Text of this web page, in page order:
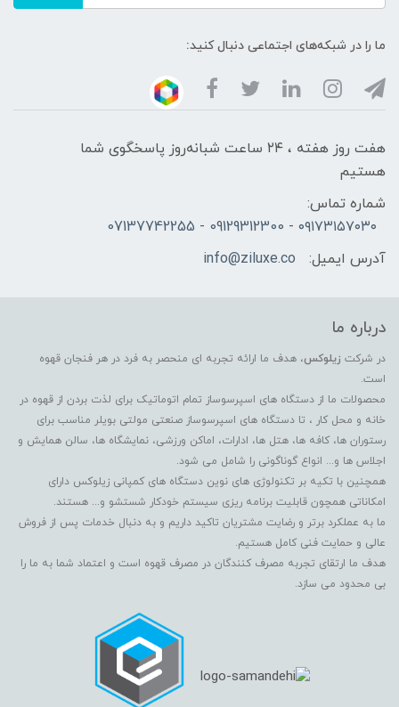
ما را در شبکه‌های اجتماعی دنبال کنید:
هفت روز هفته ، ۲۴ ساعت شبانه‌روز پاسخگوی شما
هستیم
شماره تماس:
۰۹۱۷۳۱۵۷۰۳۰ - 09129312300 - 07137742255
آدرس ایمیل:
info@ziluxe.co
درباره ما
در شرکت زیلوکس، هدف ما ارائه تجربه ای منحصر به فرد در هر فنجان قهوه
است.
محصولات ما از دستگاه های اسپرسوساز تمام اتوماتیک برای لذت بردن از قهوه در
خانه و محل کار ، تا دستگاه های اسپرسوساز صنعتی مولتی بویلر مناسب برای
رستوران ها، کافه ها، هتل ها، ادارات، اماکن ورزشی، نمایشگاه ها، سالن همایش و
اجلاس ها و... انواع گوناگونی را شامل می شود.
همچنین با تکیه بر تکنولوژی های نوین دستگاه های کمپانی زیلوکس دارای
امکاناتی همچون قابلیت برنامه ریزی سیستم خودکار شستشو و... هستند.
ما به عملکرد برتر و رضایت مشتریان تاکید داریم و به دنبال خدمات پس از فروش
عالی و حمایت فنی کامل هستیم.
هدف ما ارتقای تجربه مصرف کنندگان در مصرف قهوه است و اعتماد شما به ما را
بی محدود می سازد.